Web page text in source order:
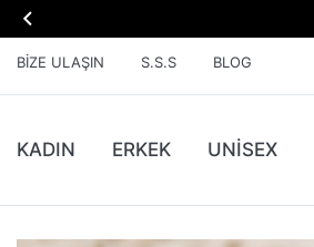

BIZE ULAŞIN S.S.S BLOG
KADIN ERKEK UNİSEX